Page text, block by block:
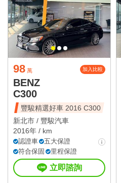
98 萬 加入比較
BENZ
C300
豐駿精選好車 2016 C300
新北市 / 豐駿汽車
2016年 / km
認證車
五大保證
符合保固
里程保證
立即諮詢